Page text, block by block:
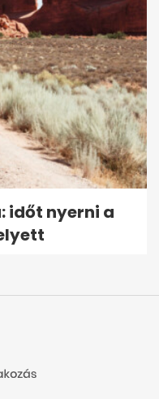
időt nyerni a